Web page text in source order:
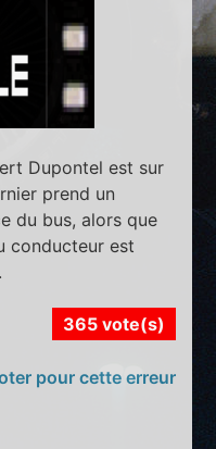
Dupontel est sur
prend un
du bus, alors que
conducteur est
365 vote(s)
pour cette erreur